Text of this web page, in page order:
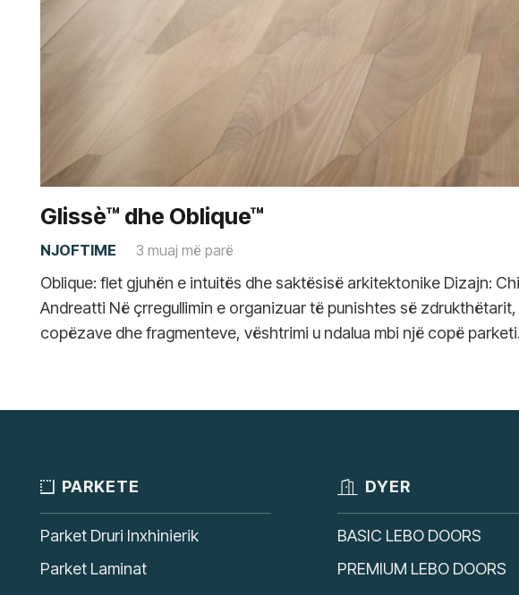
Glissè™ dhe Oblique™
NJOFTIME 3 muaj më parë
Oblique: flet gjuhën e intuitës dhe saktësisë arkitektonike Dizajn:
Andreatti Në çrregullimin e organizuar të punishtes së zdrukthëtarit,
copëzave dhe fragmenteve, vështrimi u ndalua mbi një copë
PARKETE
Parket Druri Inxhinierik
Parket Laminat
DYER
BASIC LEBO DOORS
PREMIUM LEBO DOORS